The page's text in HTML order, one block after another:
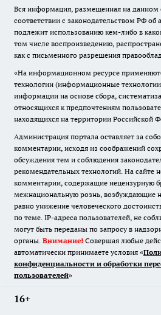
Вся информация, размещенная на данном
соответствии с законодательством РФ об
подлежит использованию кем-либо в
том числе воспроизведению,
как с письменного разрешения
«На информационном ресурсе
технологии (информационные
информации на основе сбора,
относящихся к предпочтениям
находящихся на территории Российской
Администрация портала оставляет за
комментарии, исходя из соображений
обсуждения тем и соблюдения
рекомендательных технологий. На сайте
комментарии, содержащие нецензурную
межнациональную рознь, возбуждающие
равно унижение человеческого
по теме. IP-адреса пользователей, не
могут быть переданы по запросу в
органы. Внимание! Совершая любые
автоматически принимаете условия «
конфиденциальности и обработки
пользователей»
16+